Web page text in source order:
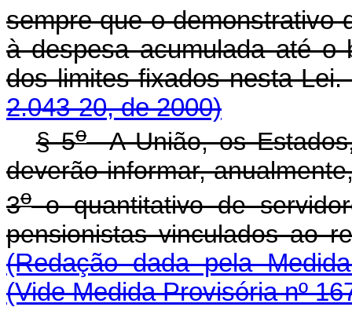
sempre que o demonstrativo
à despesa acumulada até o
dos limites fixados nesta
2.043-20, de 2000)
§ 5oA União, os
deverão informar,
3oo quantitativo de
pensionistas vinculados ao
(Redação dada pela
(Vide Medida Provisória nº